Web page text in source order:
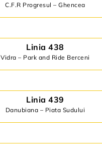
C.F.R Progresul – Ghencea
Linia 438
Vidra – Park and Ride Berceni
Linia 439
Danubiana – Piata Sudului